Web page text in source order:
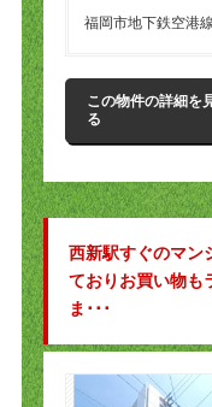
福岡市地下鉄空港
この物件の詳細を
る
西新駅すぐのマン
ておりお買い物も
ま･･･